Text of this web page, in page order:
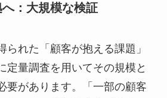
：大規模な検証
られた「顧客が抱える課題」
定量調査を用いてその規模と
要があります。「一部の顧客